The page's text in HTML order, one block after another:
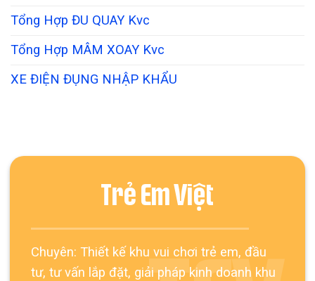
Tổng Hợp ĐU QUAY Kvc
Tổng Hợp MÂM XOAY Kvc
XE ĐIỆN ĐỤNG NHẬP KHẨU
Trẻ Em Việt
Chuyên: Thiết kế khu vui chơi trẻ em, đầu
tư, tư vấn lắp đặt, giải pháp kinh doanh khu